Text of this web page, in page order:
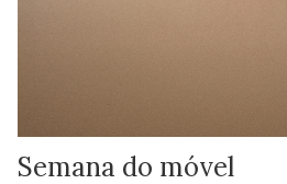
Semana do móvel